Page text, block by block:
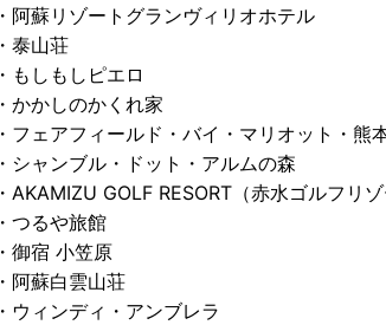
・阿蘇リゾートグランヴィリオホテル
・泰山荘
・もしもしピエロ
・かかしのかくれ家
・フェアフィールド・バイ・マリオット・熊
・シャンブル・ドット・アルムの森
・AKAMIZU GOLF RESORT（赤水ゴルフリ
・つるや旅館
・御宿 小笠原
・阿蘇白雲山荘
・ウィンディ・アンブレラ